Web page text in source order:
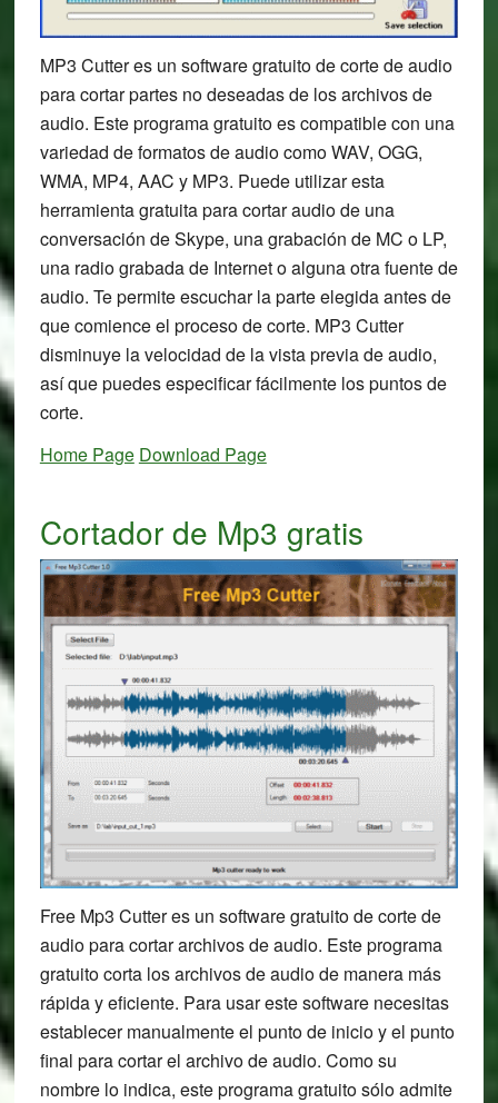
MP3 Cutter es un software gratuito de corte de audio
para cortar partes no deseadas de los archivos de
audio. Este programa gratuito es compatible con una
variedad de formatos de audio como WAV, OGG,
WMA, MP4, AAC y MP3. Puede utilizar esta
herramienta gratuita para cortar audio de una
conversación de Skype, una grabación de MC o LP,
una radio grabada de Internet o alguna otra fuente de
audio. Te permite escuchar la parte elegida antes de
que comience el proceso de corte. MP3 Cutter
disminuye la velocidad de la vista previa de audio,
así que puedes especificar fácilmente los puntos de
corte.
Home Page Download Page
Cortador de Mp3 gratis
Free Mp3 Cutter es un software gratuito de corte de
audio para cortar archivos de audio. Este programa
gratuito corta los archivos de audio de manera más
rápida y eficiente. Para usar este software necesitas
establecer manualmente el punto de inicio y el punto
final para cortar el archivo de audio. Como su
nombre lo indica, este programa gratuito sólo admite